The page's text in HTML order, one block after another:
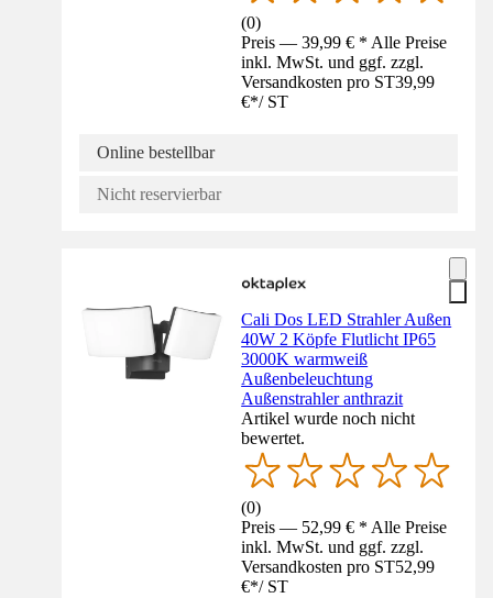
(0)
Preis — 39,99 € * Alle Preise
inkl. MwSt. und ggf. zzgl.
Versandkosten pro ST39,99
€*/ ST
Online bestellbar
Nicht reservierbar
Cali Dos LED Strahler Außen
40W 2 Köpfe Flutlicht IP65
3000K warmweiß
Außenbeleuchtung
Außenstrahler anthrazit
Artikel wurde noch nicht
bewertet.
(0)
Preis — 52,99 € * Alle Preise
inkl. MwSt. und ggf. zzgl.
Versandkosten pro ST52,99
€*/ ST